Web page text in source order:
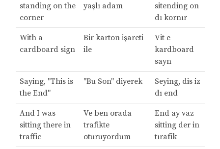
standing on the
corner
yaşlı adam
sitending on
dı kornır
With a
cardboard sign
Bir karton işareti
ile
Vit e
kardboard
sayn
Saying, "This is
the End"
"Bu Son" diyerek
Seying, dis iz
dı end
And I was
sitting there in
traffic
Ve ben orada
trafikte
oturuyordum
End ay vaz
sitting der in
tırafik